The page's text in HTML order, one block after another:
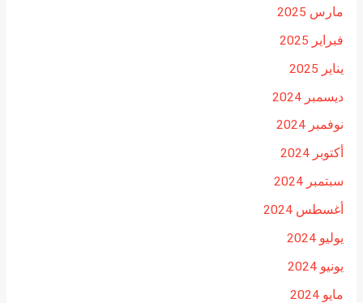
مارس 2025
فبراير 2025
يناير 2025
ديسمبر 2024
نوفمبر 2024
أكتوبر 2024
سبتمبر 2024
أغسطس 2024
يوليو 2024
يونيو 2024
مايو 2024